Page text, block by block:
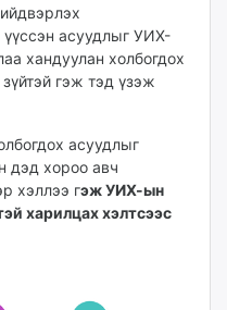
асуудлыг УИХ-
хандуулан холбогдох
гэж тэд үзэж
асуудлыг
дэд хороо авч
хэллээ гэж УИХ-ын
харилцах хэлтсээс